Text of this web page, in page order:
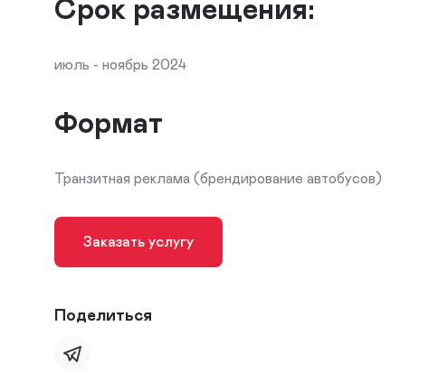
Срок размещения:
июль - ноябрь 2024
Формат
Транзитная реклама (брендирование автобусов)
Заказать услугу
Поделиться